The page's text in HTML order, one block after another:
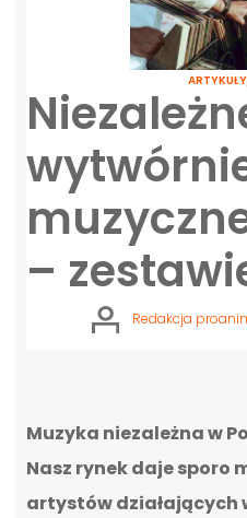
ARTYKUŁY
–
Redakcja
Muzyka niezależna w
Nasz rynek daje sporo
artystów działających